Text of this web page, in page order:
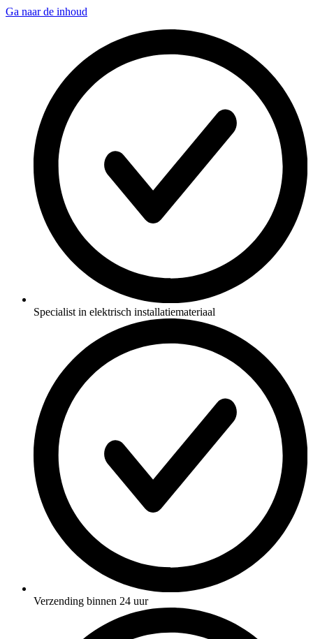
Ga naar de inhoud
Specialist in elektrisch installatiemateriaal
Verzending binnen 24 uur